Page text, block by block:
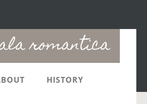
romantica
HISTORY